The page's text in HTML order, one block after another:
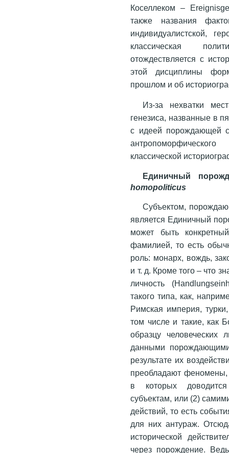
Коселлеком –
также названия
индивидуалистской,
классическая
отождествляется с
этой дисциплины
прошлом и об
Из-за нехватки
генезиса, названные в
с идеей порождающей
классической
Единичный
homopoliticus
Субъектом,
является Единичный
может быть
фамилией, то есть
роль: монарх, вождь,
и т. д. Кроме того – что
личность
такого типа, как,
Римская империя,
том числе и такие, как
образцу человеческих
данными
результате их
преобладают феномены,
в которых
субъектам, или (2)
действий, то есть
для них антураж.
исторической
через порождение.